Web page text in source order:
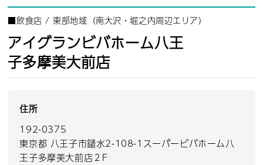
■飲食店 /東部地域（南大沢・堀之内周辺エリア）
アイグランビバホーム八王
子多摩美大前店
住所
192-0375
東京都 八王子市鑓水2-108-1スーパービバホーム八
王子多摩美大前店２F